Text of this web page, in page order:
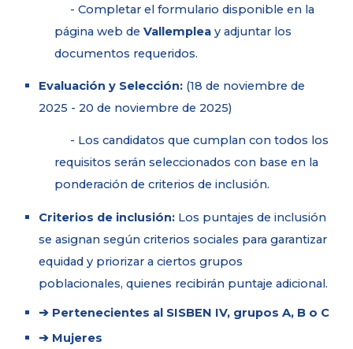
- Completar el formulario disponible en la
página web deVallempleay adjuntar los
documentos requeridos.
Evaluación y Selección: (18 de noviembre de
2025 - 20 de noviembre de 2025)
- Los candidatos que cumplan con todos los
requisitos serán seleccionados con base en la
ponderación de criterios de inclusión.
Criterios de inclusión: Los puntajes de inclusión
se asignan según criterios sociales para garantizar
equidad y priorizar a ciertos grupos
poblacionales, quienes recibirán puntaje adicional.
➔ Pertenecientes al SISBEN IV, grupos A, B o C
➔ Mujeres